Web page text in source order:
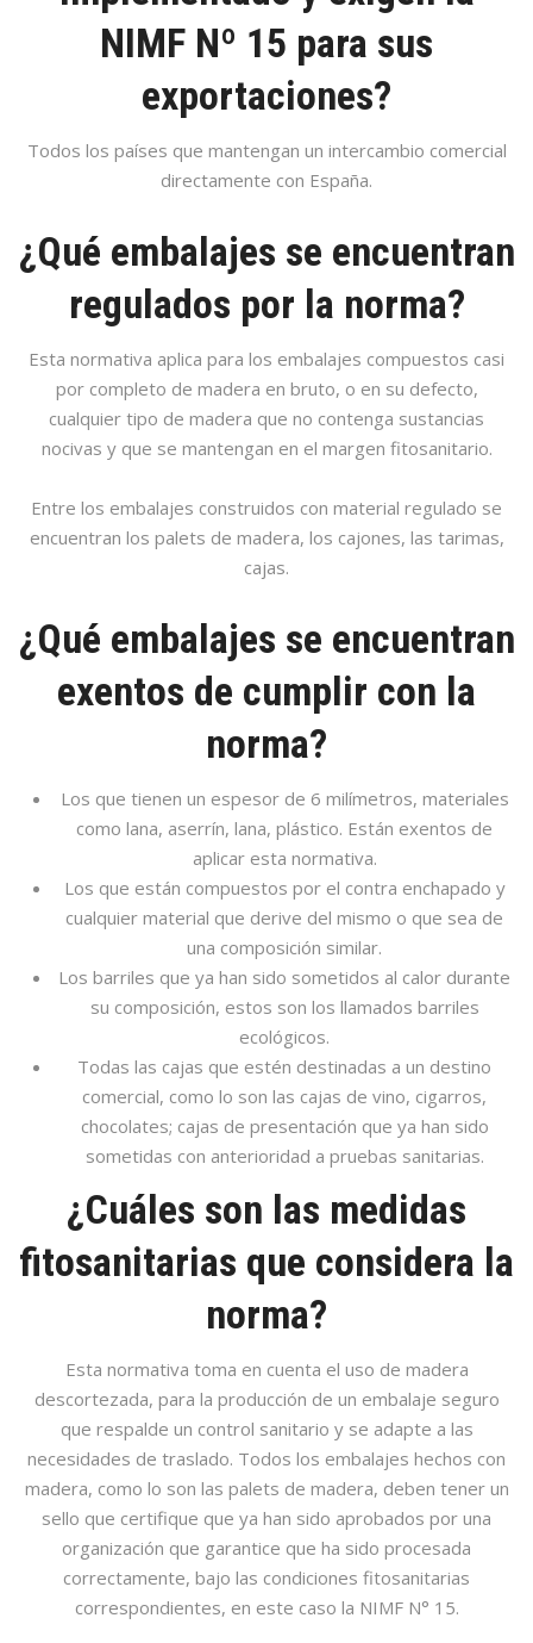
NIMF Nº 15 para sus
exportaciones?
Todos los países que mantengan un intercambio comercial
directamente con España.
¿Qué embalajes se encuentran
regulados por la norma?
Esta normativa aplica para los embalajes compuestos casi
por completo de madera en bruto, o en su defecto,
cualquier tipo de madera que no contenga sustancias
nocivas y que se mantengan en el margen fitosanitario.
Entre los embalajes construidos con material regulado se
encuentran los palets de madera, los cajones, las tarimas,
cajas.
¿Qué embalajes se encuentran
exentos de cumplir con la
norma?
Los que tienen un espesor de 6 milímetros, materiales
como lana, aserrín, lana, plástico. Están exentos de
aplicar esta normativa.
Los que están compuestos por el contra enchapado y
cualquier material que derive del mismo o que sea de
una composición similar.
Los barriles que ya han sido sometidos al calor durante
su composición, estos son los llamados barriles
ecológicos.
Todas las cajas que estén destinadas a un destino
comercial, como lo son las cajas de vino, cigarros,
chocolates; cajas de presentación que ya han sido
sometidas con anterioridad a pruebas sanitarias.
¿Cuáles son las medidas
fitosanitarias que considera la
norma?
Esta normativa toma en cuenta el uso de madera
descortezada, para la producción de un embalaje seguro
que respalde un control sanitario y se adapte a las
necesidades de traslado. Todos los embalajes hechos con
madera, como lo son las palets de madera, deben tener un
sello que certifique que ya han sido aprobados por una
organización que garantice que ha sido procesada
correctamente, bajo las condiciones fitosanitarias
correspondientes, en este caso la NIMF N° 15.